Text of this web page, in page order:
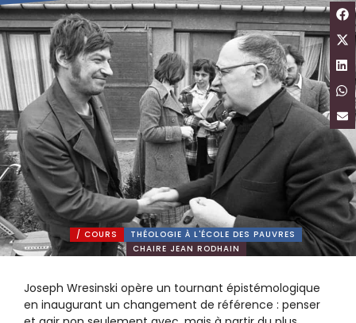
/ COURS
THÉOLOGIE À L'ÉCOLE DES PAUVRES
CHAIRE JEAN RODHAIN
Joseph Wresinski opère un tournant épistémologique
en inaugurant un changement de référence : penser